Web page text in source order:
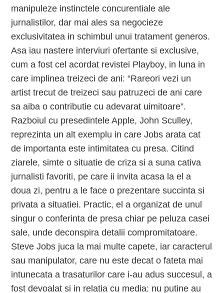
manipuleze instinctele concurentiale ale
jurnalistilor, dar mai ales sa negocieze
exclusivitatea in schimbul unui tratament generos.
Asa iau nastere interviuri ofertante si exclusive,
cum a fost cel acordat revistei Playboy, in luna in
care implinea treizeci de ani: “Rareori vezi un
artist trecut de treizeci sau patruzeci de ani care
sa aiba o contributie cu adevarat uimitoare”.
Razboiul cu presedintele Apple, John Sculley,
reprezinta un alt exemplu in care Jobs arata cat
de importanta este intimitatea cu presa. Citind
ziarele, simte o situatie de criza si a suna cativa
jurnalisti favoriti, pe care ii invita acasa la el a
doua zi, pentru a le face o prezentare succinta si
privata a situatiei. Practic, el a organizat de unul
singur o conferinta de presa chiar pe peluza casei
sale, unde deconspira detalii compromitatoare.
Steve Jobs juca la mai multe capete, iar caracterul
sau manipulator, care nu este decat o fateta mai
intunecata a trasaturilor care i-au adus succesul, a
fost devoalat si in relatia cu media: nu putine au